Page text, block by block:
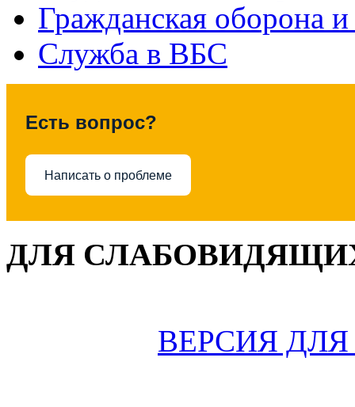
Гражданская оборона
Служба в ВБС
Есть вопрос?
Написать о проблеме
ДЛЯ
ВЕРСИЯ